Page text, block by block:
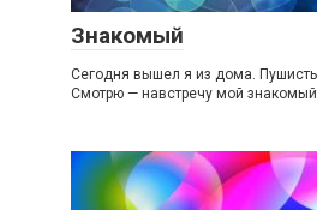
Знакомый
Сегодня вышел я из дома.
Смотрю — навстречу мой знакомый